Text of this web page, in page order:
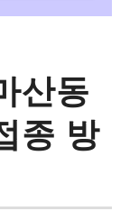
산동
종 방